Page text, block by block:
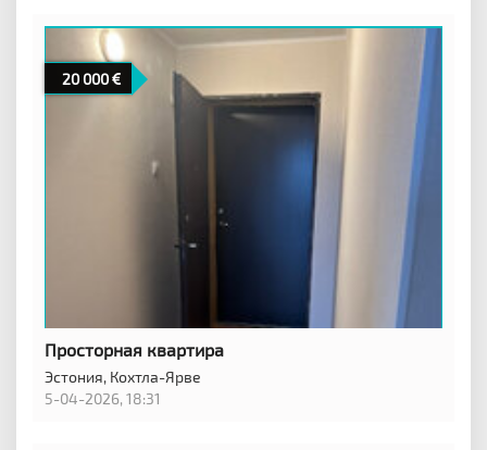
20 000
Просторная квартира
Эстония, Кохтла-Ярве
5-04-2026, 18:31